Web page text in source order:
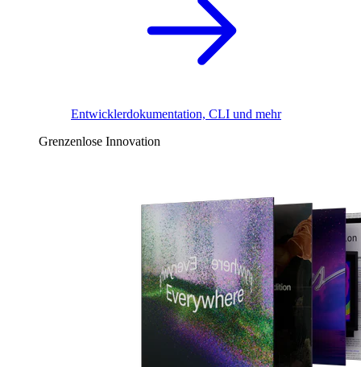
Entwicklerdokumentation, CLI und mehr
Grenzenlose Innovation